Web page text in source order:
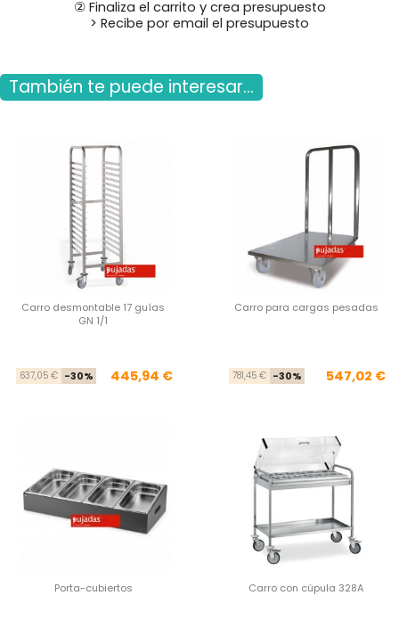
② Finaliza el carrito y crea presupuesto
> Recibe por email el presupuesto
También te puede interesar...
Carro desmontable 17 guías
GN 1/1
Precio base
637,05 € -30% Precio
445,94 €
Carro para cargas pesadas
781,45 € -30% 547,02 €
Porta-cubiertos Carro con cúpula 328A